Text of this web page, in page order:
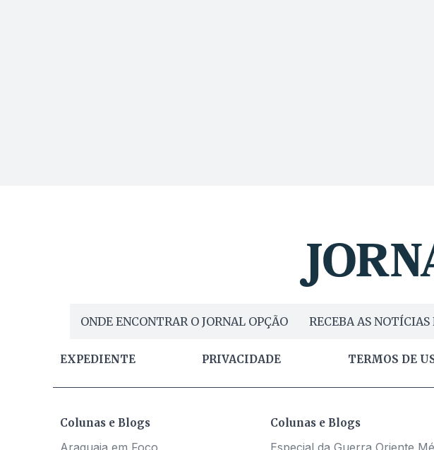
ONDE ENCONTRAR O JORNAL OPÇÃO RECEBA AS NOTÍCIAS
EXPEDIENTE PRIVACIDADE TERMOS DE
Colunas e Blogs
Araguaia em Foco
Colunas e Blogs
Especial da Guerra Oriente